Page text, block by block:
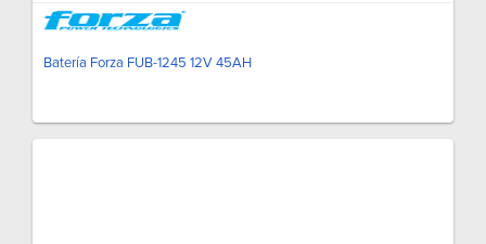
Batería Forza FUB-1245 12V 45AH